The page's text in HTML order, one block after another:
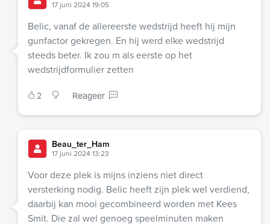
17 juni 2024 19:05
Belic, vanaf de allereerste wedstrijd heeft hij mijn
gunfactor gekregen. En hij werd elke wedstrijd
steeds beter. Ik zou m als eerste op het
wedstrijdformulier zetten
2 Reageer
Beau_ter_Ham
17 juni 2024 13:23
Voor deze plek is mijns inziens niet direct
versterking nodig. Belic heeft zijn plek wel verdiend,
daarbij kan mooi gecombineerd worden met Kees
Smit. Die zal wel genoeg speelminuten maken